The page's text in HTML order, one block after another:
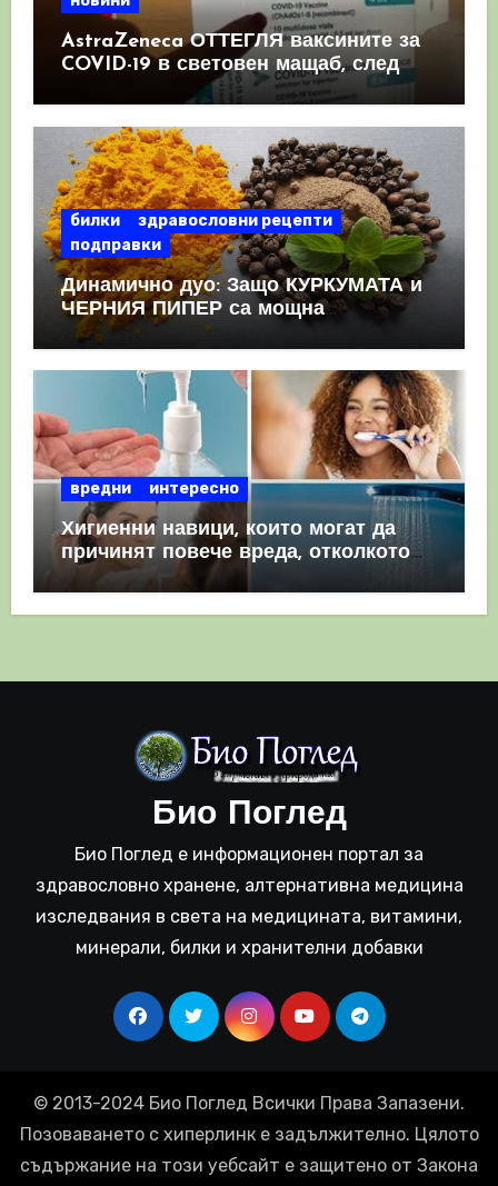
AstraZeneca ОТТЕГЛЯ ваксините за
COVID-19 в световен мащаб, след
като призна, че те причиняват
билки
здравословни рецепти
подправки
Динамично дуо: Защо КУРКУМАТА и
ЧЕРНИЯ ПИПЕР са мощна
комбинация
вредни интересно
Хигиенни навици, които могат да
причинят повече вреда, отколкото
полза
Био Поглед
Био Поглед е информационен портал за
здравословно хранене, алтернативна медицина
изследвания в света на медицината, витамини,
минерали, билки и хранителни добавки
© 2013-2024 Био Поглед Всички Права Запазени.
Позоваването с хиперлинк е задължително. Цялото
съдържание на този уебсайт е защитено от Закона